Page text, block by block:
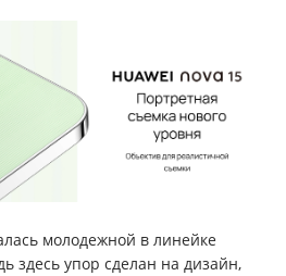
молодежной в линейке
здесь упор сделан на дизайн,